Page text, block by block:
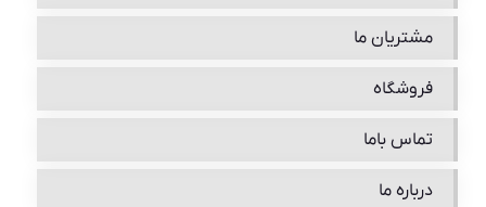
مشتریان ما
فروشگاه
تماس باما
درباره ما